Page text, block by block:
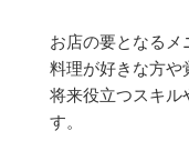
お店の要となるメ
料理が好きな方や
将来役立つスキル
す。